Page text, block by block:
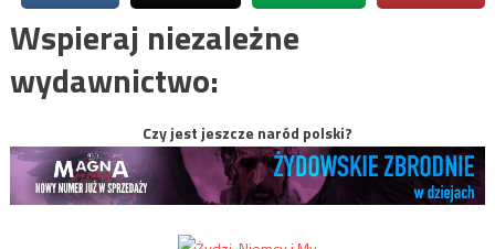
Wspieraj niezależne
wydawnictwo:
Czy jest jeszcze naród polski?